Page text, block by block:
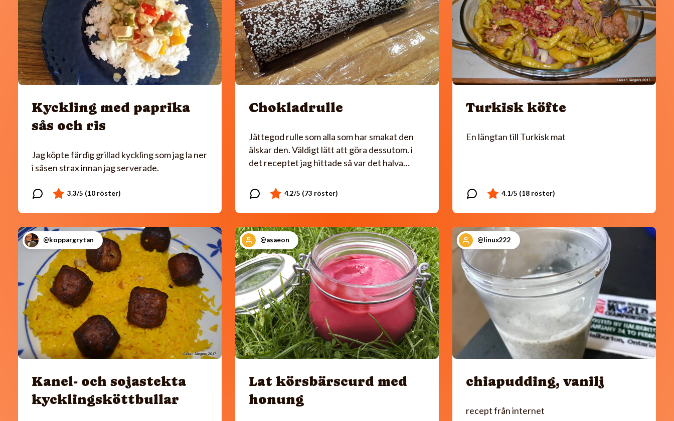
Kyckling med paprika
sås och ris
Jag köpte färdig grillad kyckling som jag la ner
i såsen strax innan jag serverade.
Chokladrulle
Jättegod rulle som alla som har smakat den
älskar den. Väldigt lätt att göra dessutom. i
det receptet jag hittade så var det halva…
Turkisk köfte
En längtan till Turkisk mat
@koppargrytan
Kanel- och sojastekta
kycklingsköttbullar
@asaeon
Lat körsbärscurd med
honung
@linux222
chiapudding, vanilj
recept från internet